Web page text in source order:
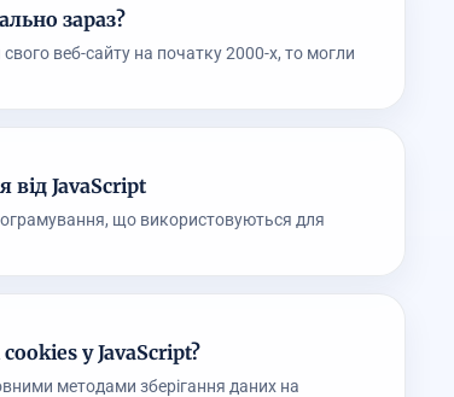
зараз?
веб-сайту на початку 2000-х, то могли
від JavaScript
що використовуються для
у JavaScript?
методами зберігання даних на